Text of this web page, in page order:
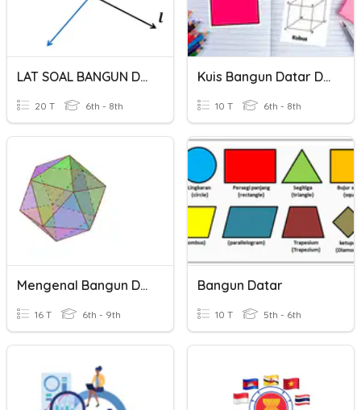
LAT SOAL BANGUN DATAR KELAS 7 KURIKULUM MERDEKA
20 T 6th - 8th
Kuis Bangun Datar Dan Ruang
10 T 6th - 8th
Mengenal Bangun Datar Bangun Ruang
16 T 6th - 9th
Bangun Datar
10 T 5th - 6th